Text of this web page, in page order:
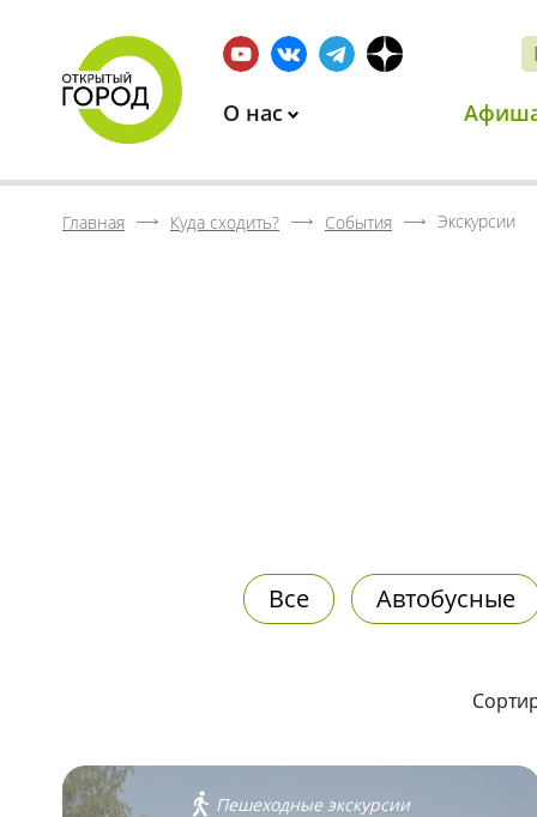
О нас
Главная Куда сходить? События Экскурсии
Все Автобусные
Пешеходные экскурсии